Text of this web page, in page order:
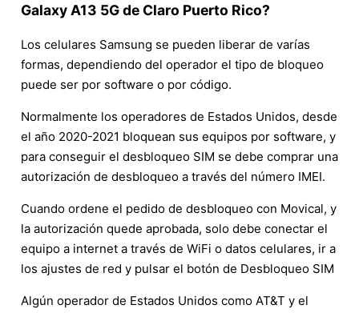
Galaxy A13 5G de Claro Puerto Rico?
Los celulares Samsung se pueden liberar de varías
formas, dependiendo del operador el tipo de bloqueo
puede ser por software o por código.
Normalmente los operadores de Estados Unidos, desde
el año 2020-2021 bloquean sus equipos por software, y
para conseguir el desbloqueo SIM se debe comprar una
autorización de desbloqueo a través del número IMEI.
Cuando ordene el pedido de desbloqueo con Movical, y
la autorización quede aprobada, solo debe conectar el
equipo a internet a través de WiFi o datos celulares, ir a
los ajustes de red y pulsar el botón de Desbloqueo SIM
Algún operador de Estados Unidos como AT&T y el